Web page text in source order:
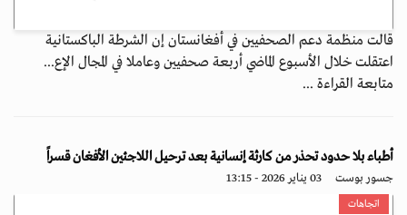
قالت منظمة دعم الصحفيين في أفغانستان إن الشرطة الباكستانية
اعتقلت خلال الأسبوع الماضي أربعة صحفيين وعاملا في المجال الإع...
متابعة القراءة ...
أطباء بلا حدود تحذر من كارثة إنسانية بعد ترحيل اللاجئين الأفغان قسراً
جسور بوست 03 يناير 2026 - 13:15
اتجاهات